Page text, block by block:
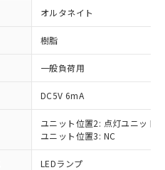
オルタネイト
樹脂
一般負荷用
DC5V 6mA
ユニット位置2: 点灯ユニット
ユニット位置3: NC
LEDランプ